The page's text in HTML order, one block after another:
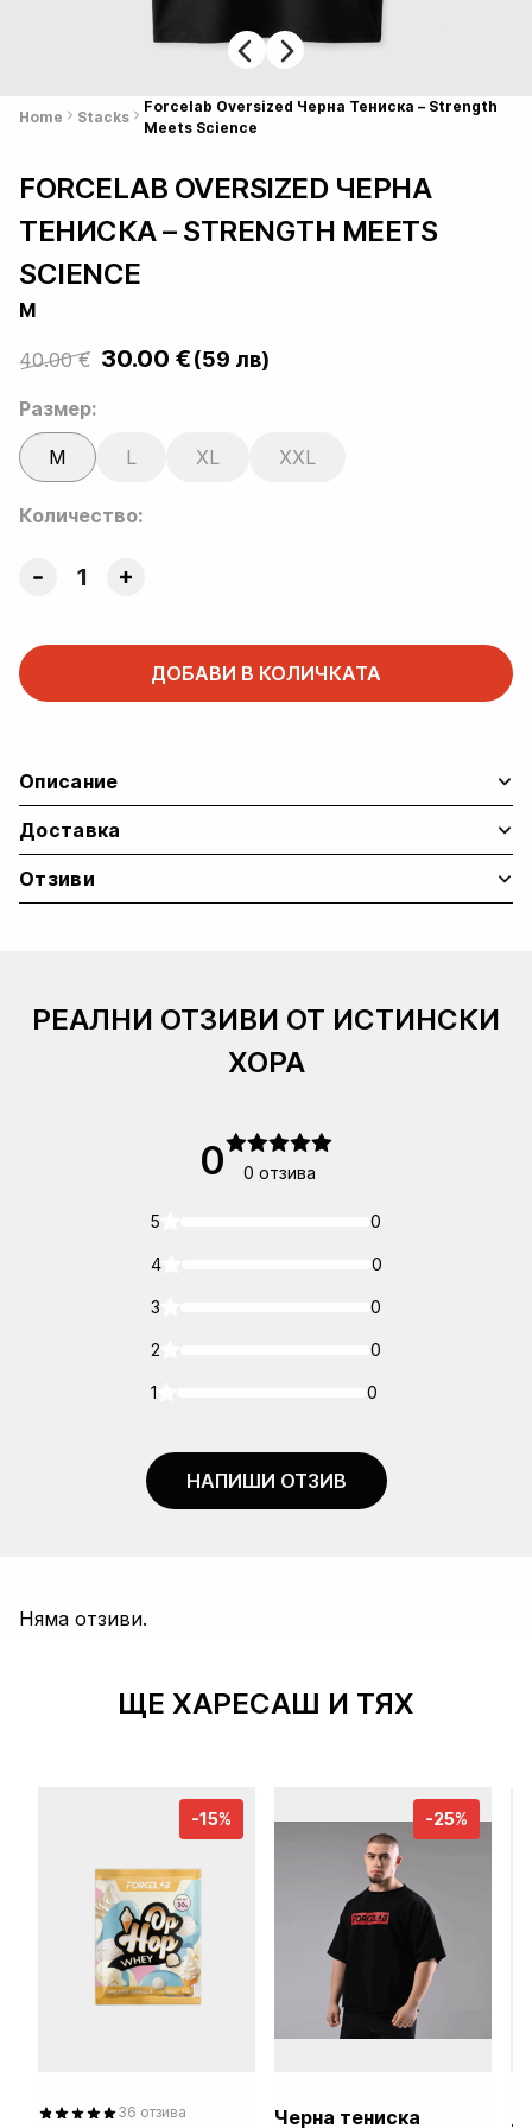
Home Stacks
Forcelab Oversized Черна Тениска – Strength
Meets Science
FORCELAB OVERSIZED ЧЕРНА
ТЕНИСКА – STRENGTH MEETS
SCIENCE
M
40.00€
Original
price
was:
40.00 €.
30.00 €
Current
price
is:
30.00 €.
(59 лв)
Размер:
M L XL XXL
Количество:
Forcelab
Тениска
–
Science
ДОБАВИ В КОЛИЧКАТА
Описание
Доставка
Отзиви
РЕАЛНИ ОТЗИВИ ОТ ИСТИНСКИ
ХОРА
0 0 отзива
5 0
4 0
3 0
2 0
1 0
НАПИШИ ОТЗИВ
Няма отзиви.
ЩЕ ХАРЕСАШ И ТЯХ
-15%
36 отзива
-25%
Черна тениска